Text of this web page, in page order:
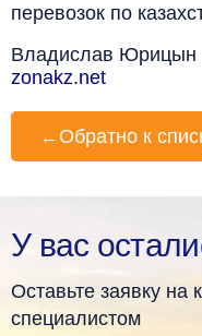
перевозок по
Владислав Юрицын
zonakz.net
← Обратно к
У вас
Оставьте заявку на
специалистом